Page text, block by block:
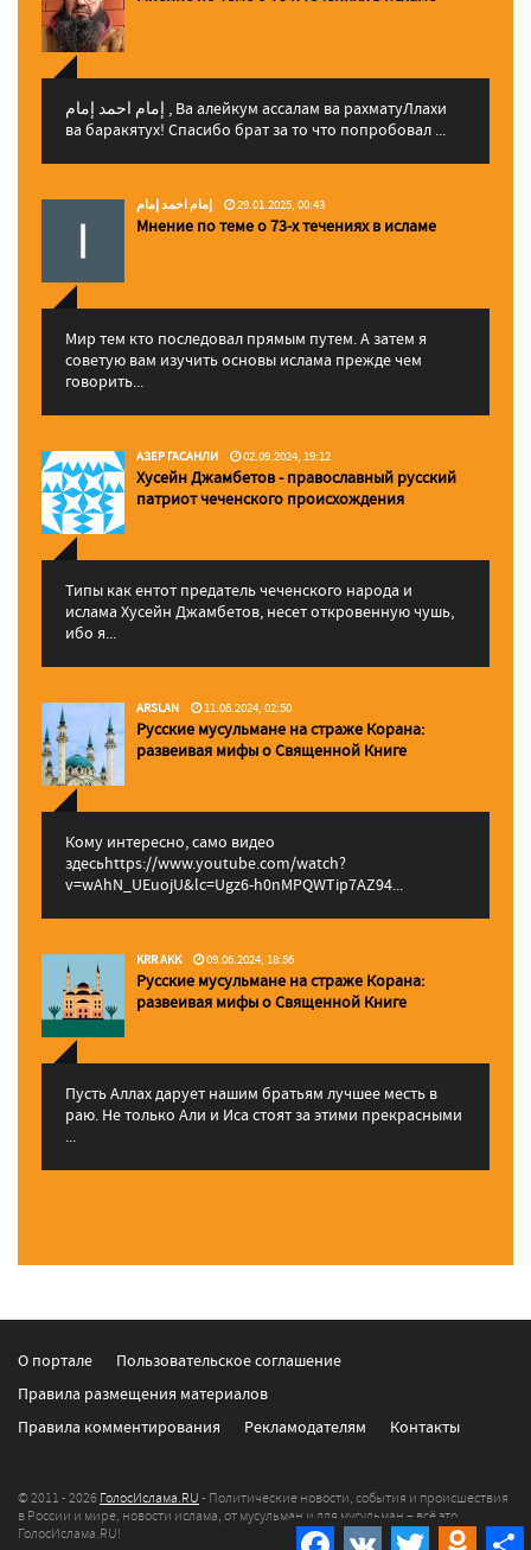
إمام احمد إمام , Ва алейкум ассалам ва рахматуЛлахи
ва баракятух! Спасибо брат за то что попробовал ...
إمام احمد إمام 29.01.2025, 00:43
Мнение по теме о 73-х течениях в исламе
Мир тем кто последовал прямым путем. А затем я
советую вам изучить основы ислама прежде чем
говорить...
АЗЕР ГАСАНЛИ 02.09.2024, 19:12
Хусейн Джамбетов - православный русский
патриот чеченского происхождения
Типы как ентот предатель чеченского народа и
ислама Хусейн Джамбетов, несет откровенную чушь,
ибо я...
ARSLAN 11.06.2024, 02:50
Русские мусульмане на страже Корана:
pазвеивая мифы о Священной Книге
Кому интересно, само видео
здесьhttps://www.youtube.com/watch?
v=wAhN_UEuojU&lc=Ugz6-h0nMPQWTip7AZ94...
KRR AKK 09.06.2024, 18:56
Русские мусульмане на страже Корана:
pазвеивая мифы о Священной Книге
Пусть Аллах дарует нашим братьям лучшее месть в
раю. Не только Али и Иса стоят за этими прекрасными
Facebook
VK Twitter
О портале
Пользовательское соглашение
Правила размещения материалов
Правила комментирования
Рекламодателям Контакты
© 2011 - 2026 ГолосИслама.RU - Политические новости, события и происшествия
в России и мире, новости ислама, от мусульман и для мусульман – всё это
ГолосИслама.RU!